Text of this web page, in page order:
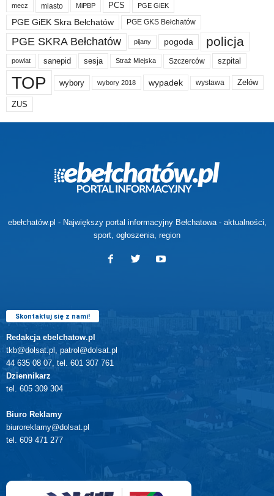
mecz miasto MiPBP PCS PGE GiEK
PGE GiEK Skra Bełchatów PGE GKS Bełchatów
PGE SKRA Bełchatów pijany pogoda policja
powiat sanepid sesja Straż Miejska Szczerców szpital
TOP wybory wybory 2018 wypadek wystawa Zelów
ZUS
ebełchatów.pl - Największy portal informacyjny Bełchatowa - aktualności,
sport, ogłoszenia, region
Skontaktuj się z nami!
Redakcja ebelchatow.pl
tkb@dolsat.pl, patrol@dolsat.pl
44 635 08 07, tel. 601 307 761
Dziennikarz
tel. 605 309 304
Biuro Reklamy
biuroreklamy@dolsat.pl
tel. 609 471 277